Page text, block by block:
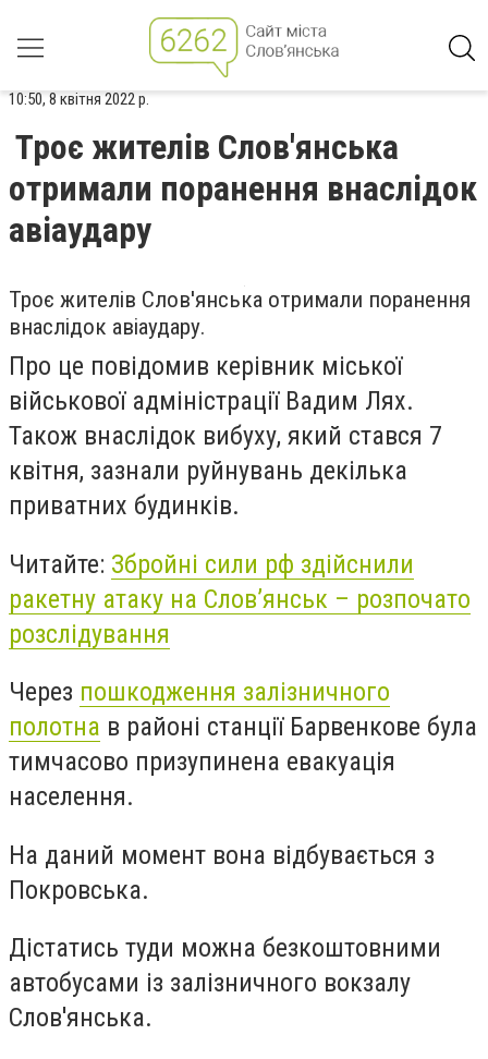
10:50, 8 квітня 2022 р.
Троє жителів Слов'янська
отримали поранення внаслідок
авіаудару
Троє жителів Слов'янська отримали поранення
внаслідок авіаудару.
Про це повідомив керівник міської
військової адміністрації Вадим Лях.
Також внаслідок вибуху, який стався 7
квітня, зазнали руйнувань декілька
приватних будинків.
Читайте: Збройні сили рф здійснили
ракетну атаку на Слов’янськ – розпочато
розслідування
Через пошкодження залізничного
полотна в районі станції Барвенкове була
тимчасово призупинена евакуація
населення.
На даний момент вона відбувається з
Покровська.
Дістатись туди можна безкоштовними
автобусами із залізничного вокзалу
Слов'янська.